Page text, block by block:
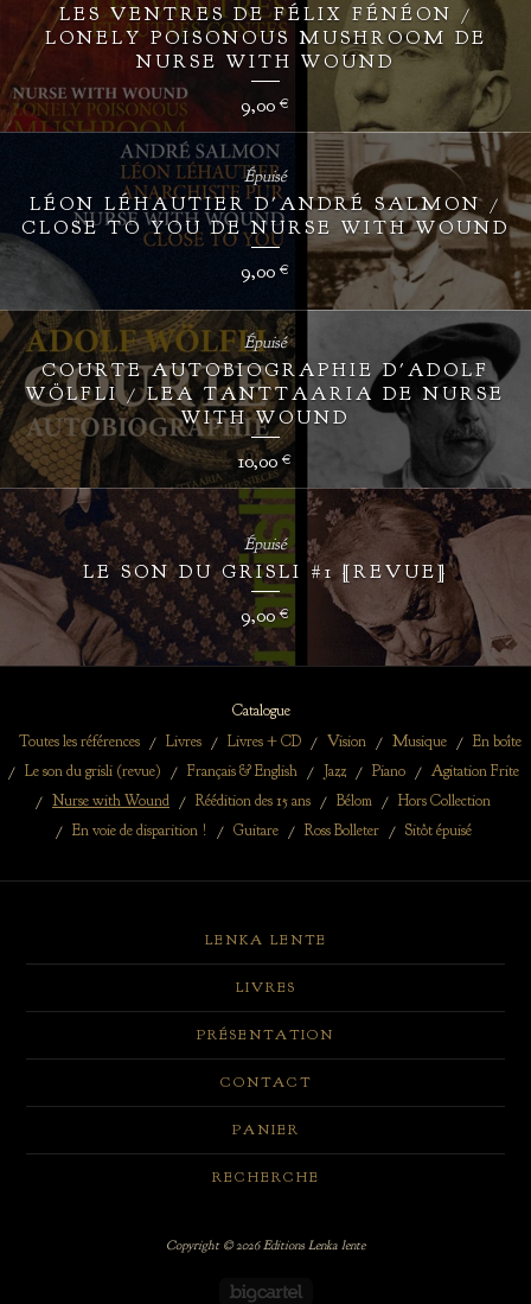
LES VENTRES DE FÉLIX FÉNÉON /
LONELY POISONOUS MUSHROOM DE
NURSE WITH WOUND
9,00 €
LÉON LÉHAUTIER D'ANDRÉ SALMON /
CLOSE TO YOU DE NURSE WITH WOUND
9,00 €
Épuisé
COURTE AUTOBIOGRAPHIE D'ADOLF
WÖLFLI / LEA TANTTAARIA DE NURSE
WITH WOUND
10,00 €
Épuisé
LE SON DU GRISLI #1 [REVUE]
9,00€
Épuisé
Catalogue
Toutes les références
Livres Livres + CD Vision Musique
En boîte
Le son du grisli (revue)
Français & English Jazz Piano
Agitation Frite
Nurse with Wound
Réédition des 15 ans Bélom
Hors Collection
En voie de disparition !
Guitare Ross Bolleter Sitôt épuisé
LENKA LENTE
LIVRES
PRÉSENTATION
CONTACT
PANIER
RECHERCHE
Copyright © 2026 Editions Lenka lente